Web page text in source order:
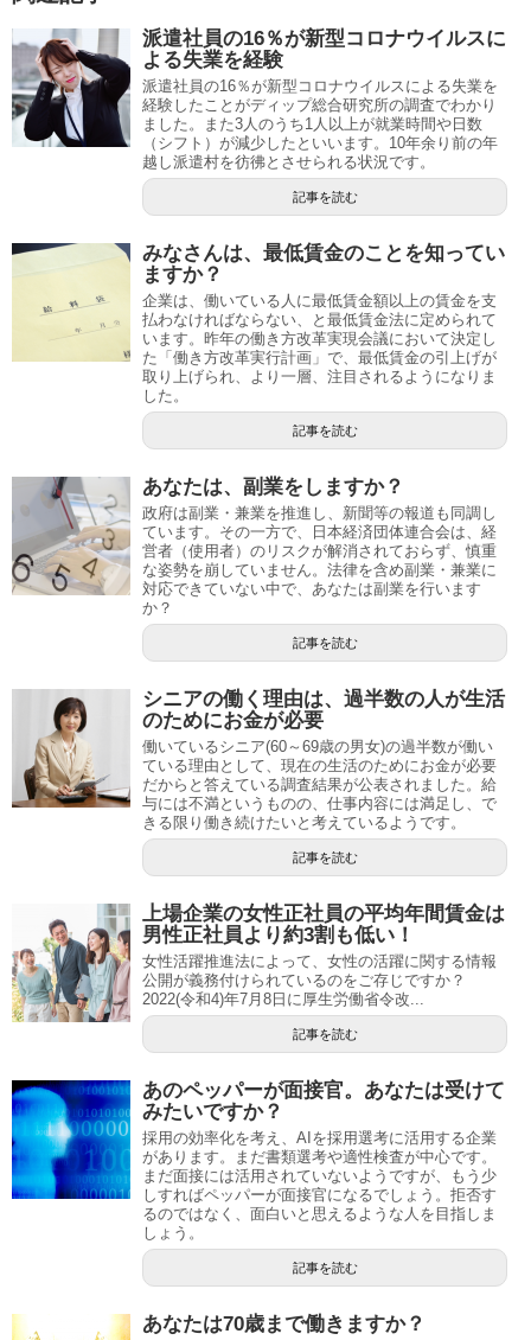
派遣社員の16％が新型コロナウイルスに
よる失業を経験
派遣社員の16％が新型コロナウイルスによる失業を
経験したことがディップ総合研究所の調査でわかり
ました。また3人のうち1人以上が就業時間や日数
（シフト）が減少したといいます。10年余り前の年
越し派遣村を彷彿とさせられる状況です。
記事を読む
みなさんは、最低賃金のことを知ってい
ますか？
企業は、働いている人に最低賃金額以上の賃金を支
払わなければならない、と最低賃金法に定められて
います。昨年の働き方改革実現会議において決定し
た「働き方改革実行計画」で、最低賃金の引上げが
取り上げられ、より一層、注目されるようになりま
した。
記事を読む
あなたは、副業をしますか？
政府は副業・兼業を推進し、新聞等の報道も同調し
ています。その一方で、日本経済団体連合会は、経
営者（使用者）のリスクが解消されておらず、慎重
な姿勢を崩していません。法律を含め副業・兼業に
対応できていない中で、あなたは副業を行います
か？
記事を読む
シニアの働く理由は、過半数の人が生活
のためにお金が必要
働いているシニア(60～69歳の男女)の過半数が働い
ている理由として、現在の生活のためにお金が必要
だからと答えている調査結果が公表されました。給
与には不満というものの、仕事内容には満足し、で
きる限り働き続けたいと考えているようです。
記事を読む
上場企業の女性正社員の平均年間賃金は
男性正社員より約3割も低い！
女性活躍推進法によって、女性の活躍に関する情報
公開が義務付けられているのをご存じですか？
2022(令和4)年7月8日に厚生労働省令改...
記事を読む
あのペッパーが面接官。あなたは受けて
みたいですか？
採用の効率化を考え、AIを採用選考に活用する企業
があります。まだ書類選考や適性検査が中心です。
まだ面接には活用されていないようですが、もう少
しすればペッパーが面接官になるでしょう。拒否す
るのではなく、面白いと思えるような人を目指しま
しょう。
記事を読む
あなたは70歳まで働きますか？